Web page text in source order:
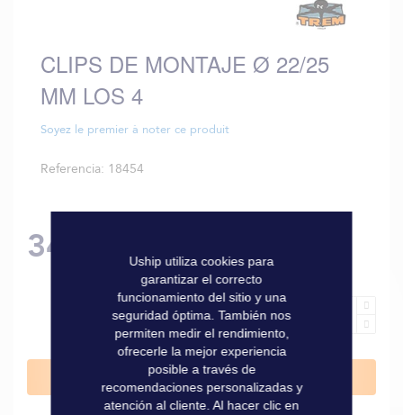
la
galería
de
CLIPS DE MONTAJE Ø 22/25
MM LOS 4
Soyez le premier à noter ce produit
Referencia 18454
34,70 €
Añadir al carrito
Uship utiliza cookies para
garantizar el correcto
funcionamiento del sitio y una
seguridad óptima. También nos
permiten medir el rendimiento,
ofrecerle la mejor experiencia
posible a través de
recomendaciones personalizadas y
atención al cliente. Al hacer clic en